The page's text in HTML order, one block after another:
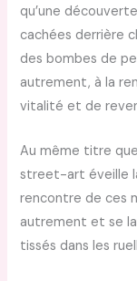
qu’une
cachées derrière
des bombes de
autrement, à la
vitalité et de
Au même titre
street-art éveille
rencontre de ces
autrement et se
tissés dans les